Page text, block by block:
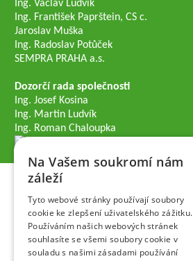
Ing. Václav Ludvík
Ing. František Paprštein, CS c.
Jaroslav Muška
Ing. Radoslav Potůček
SEMPRA PRAHA a.s.
Dozorčí rada společnosti
Ing. Josef Kosina
Ing. Martin Ludvík
Ing. Roman Chaloupka
Na Vašem soukromí nám
záleží
Tyto webové stránky používají soubory
cookie ke zlepšení uživatelského zážitku.
Používáním našich webových stránek
souhlasíte se všemi soubory cookie v
souladu s našimi zásadami používání